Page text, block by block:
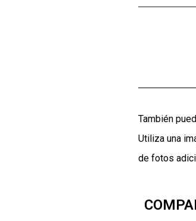
También
Utiliza una
de fotos